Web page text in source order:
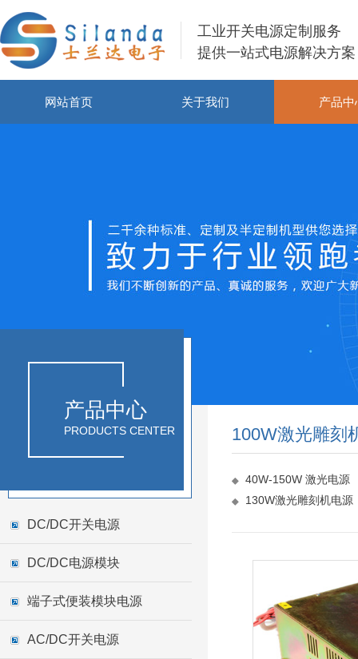
工业开关电源定制服务
提供一站式电源解决方案
网站首页 关于我们 产品中
产品中心
PRODUCTS CENTER
DC/DC开关电源
DC/DC电源模块
端子式便装模块电源
AC/DC开关电源
100W激光雕刻
40W-150W 激光电源
130W激光雕刻机电源